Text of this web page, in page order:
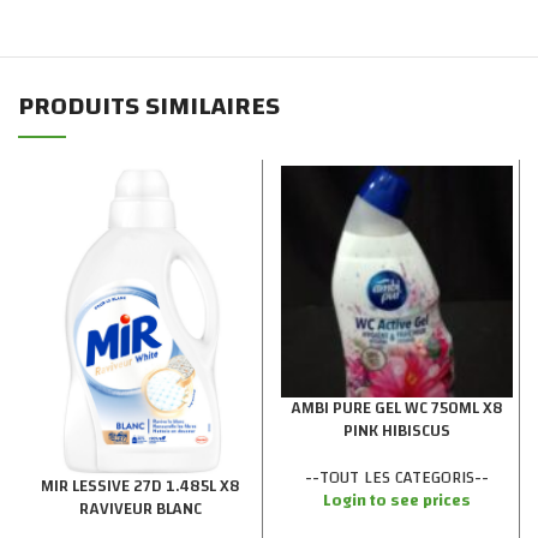
PRODUITS SIMILAIRES
MIR LESSIVE 27D 1.485L X8
RAVIVEUR BLANC
AMBI PURE GEL WC 750ML X8
PINK HIBISCUS
--TOUT LES CATEGORIS--
Login to see prices